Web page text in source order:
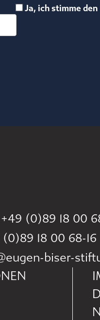
Ja, ich stimme den
(0)89 18 00
18 00 68-16
biser-